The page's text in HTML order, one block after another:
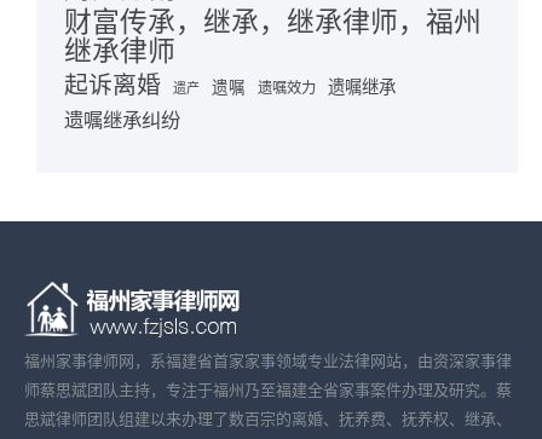
财富传承，继承，继承律师，福州
继承律师
起诉离婚 遗产 遗嘱 遗嘱效力 遗嘱继承
遗嘱继承纠纷
福州家事律师网，系福建省首家家事领域专业法律网站，由资深家事律
师蔡思斌团队主持，专注于福州乃至福建全省家事案件办理及研究。蔡
思斌律师团队组建以来办理了数百宗的离婚、抚养费、抚养权、继承、